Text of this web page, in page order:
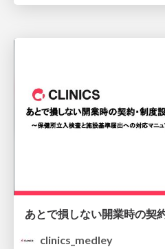
あとで損しない開業時の
clinics_medley